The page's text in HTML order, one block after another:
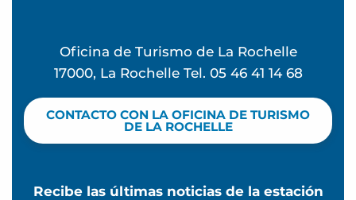
Oficina de Turismo de La Rochelle
17000, La Rochelle Tel. 05 46 41 14 68
CONTACTO CON LA OFICINA DE TURISMO
DE LA ROCHELLE
Recibe las últimas noticias de la estación